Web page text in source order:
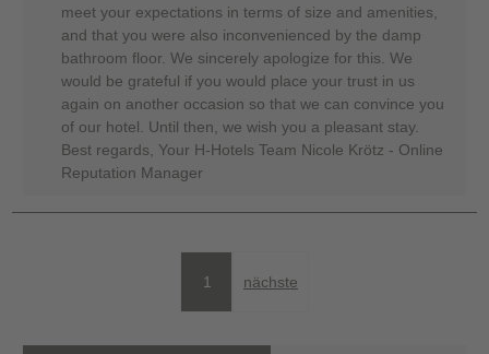
meet your expectations in terms of size and amenities,
and that you were also inconvenienced by the damp
bathroom floor. We sincerely apologize for this. We
would be grateful if you would place your trust in us
again on another occasion so that we can convince you
of our hotel. Until then, we wish you a pleasant stay.
Best regards, Your H-Hotels Team Nicole Krötz - Online
Reputation Manager
1 nächste